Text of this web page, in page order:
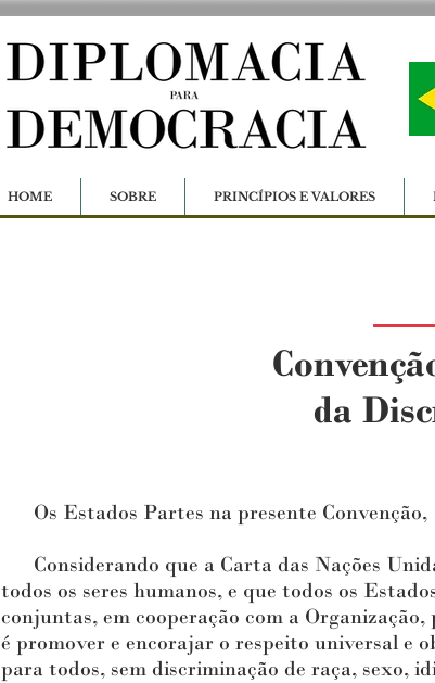
HOME SOBRE PRINCÍPIOS E VALORES
da
Os Estados Partes na presente Convenção,
Considerando que a Carta das Nações
todos os seres humanos, e que todos os
conjuntas, em cooperação com a
é promover e encorajar o respeito universal e
para todos, sem discriminação de raça, sexo,